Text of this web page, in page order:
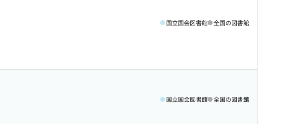
国立国会図書館 全国の図書館
国立国会図書館 全国の図書館